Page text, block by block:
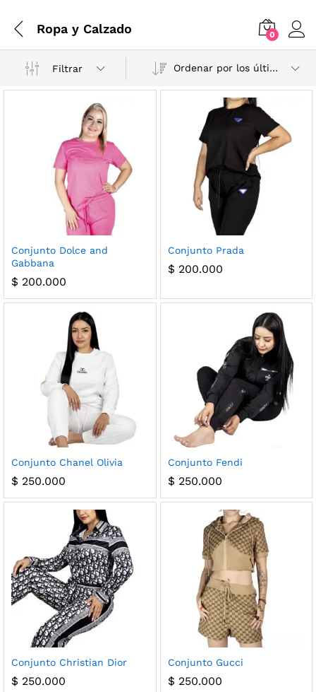
Ropa y Calzado 0
Filtrar Ordenar por los últimos
Conjunto Dolce and
Gabbana
$ 200.000
Conjunto Prada
$ 200.000
Conjunto Chanel Olivia
$ 250.000
Conjunto Fendi
$ 250.000
Conjunto Christian Dior
$ 250.000
Conjunto Gucci
$ 250.000